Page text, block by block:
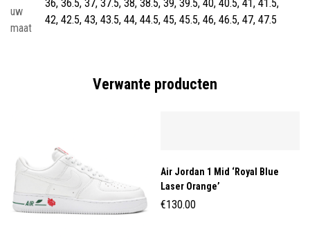
uw
maat
36, 36.5, 37, 37.5, 38, 38.5, 39, 39.5, 40, 40.5, 41, 41.5,
42, 42.5, 43, 43.5, 44, 44.5, 45, 45.5, 46, 46.5, 47, 47.5
Verwante producten
Air Jordan 1 Mid ‘Royal Blue
Laser Orange’
€130.00